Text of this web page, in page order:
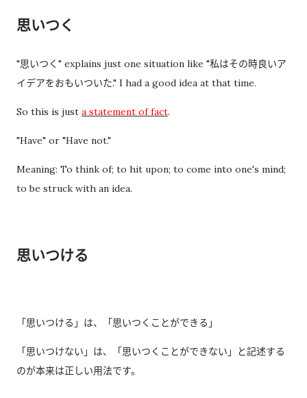
取新的入札仕様書，都必须携带資格証明書。 这也成为我以后必
前，我最担心的是： 门口电话应该怎么说？ 敬语会不会说错？
会不会因为不会商务敬语而出问题？ 要不要准备很多寒暄？ 真正
思いつく
"思いつく" explains just one situation like "私はその時良いア
イデアをおもいついた." I had a good idea at that time.
So this is just a statement of fact.
"Have" or "Have not."
Meaning: To think of; to hit upon; to come into one's mind;
to be struck with an idea.
思いつける
「思いつける」は、「思いつくことができる」
「思いつけない」は、「思いつくことができない」と記述する
のが本来は正しい用法です。